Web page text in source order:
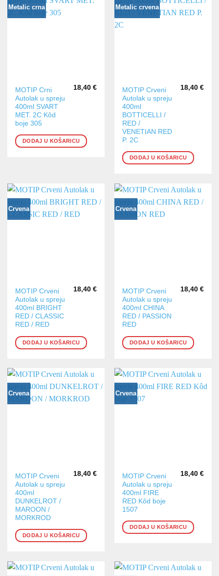
Metalic crna
MOTIP Crni
Autolak u spreju
400ml SVART
MET. 2C Kôd
boje 305
18,40 €
DODAJ U KOŠARICU
Metalic crvena
MOTIP Crveni
Autolak u spreju
400ml
BOTTICELLI /
RED /
VENETIAN RED
P. 2C
18,40 €
DODAJ U KOŠARICU
Crvena
MOTIP Crveni
Autolak u spreju
400ml BRIGHT
RED / CLASSIC
RED / RED
18,40 €
DODAJ U KOŠARICU
Crvena
MOTIP Crveni
Autolak u spreju
400ml CHINA
RED / PASSION
RED
18,40 €
DODAJ U KOŠARICU
Crvena
MOTIP Crveni
Autolak u spreju
400ml
DUNKELROT /
MAROON /
MORKROD
18,40 €
DODAJ U KOŠARICU
Crvena
MOTIP Crveni
Autolak u spreju
400ml FIRE
RED Kôd boje
1507
18,40 €
DODAJ U KOŠARICU